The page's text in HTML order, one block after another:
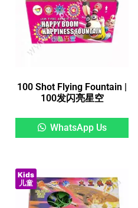
100 Shot Flying Fountain |
100发闪亮星空
WhatsApp Us
Kids
儿童